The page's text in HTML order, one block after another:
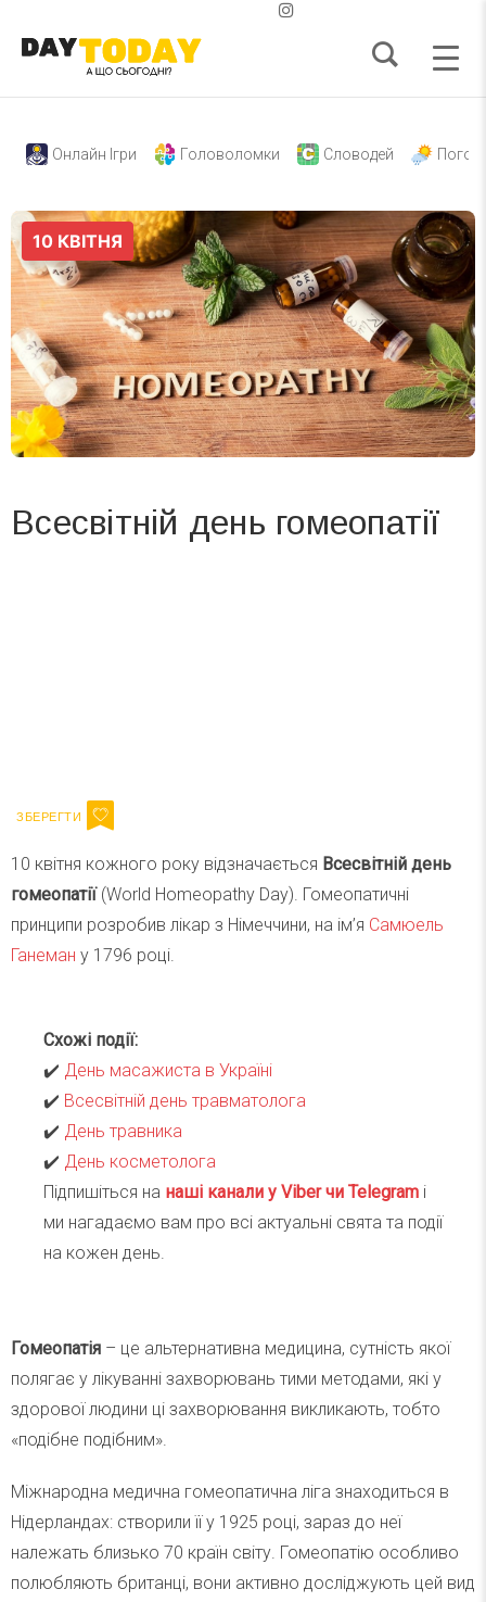
Онлайн Ігри Головоломки Словодей
Всесвітній день гомеопатії
10 квітня кожного року відзначається Всесвітній день
гомеопатії(World Homeopathy Day). Гомеопатичні
принципи розробив лікар з Німеччини, на ім’я Самюель
Ганеман у 1796 році.
Схожі події:
✔️ День масажиста в Україні
✔️ Всесвітній день травматолога
✔️ День травника
✔️ День косметолога
Підпишіться на наші канали у Viber чи Telegram і
ми нагадаємо вам про всі актуальні свята та події
на кожен день.
Гомеопатія – це альтернативна медицина, сутність якої
полягає у лікуванні захворювань тими методами, які у
здорової людини ці захворювання викликають, тобто
«подібне подібним».
Міжнародна медична гомеопатична ліга знаходиться в
Нідерландах: створили її у 1925 році, зараз до неї
належать близько 70 країн світу. Гомеопатію особливо
полюбляють британці, вони активно досліджують цей вид